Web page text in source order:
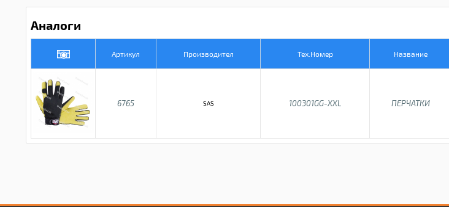
Аналоги
Артикул Производител Тех.Номер Название
6765 SAS 100301GG-XXL ПЕРЧАТКИ